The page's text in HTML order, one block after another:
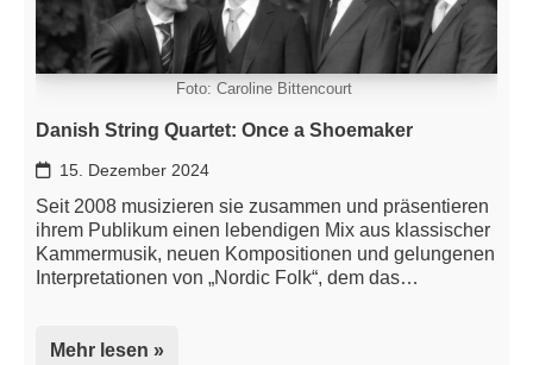
Foto: Caroline Bittencourt
Danish String Quartet: Once a Shoemaker
15. Dezember 2024
Seit 2008 musizieren sie zusammen und präsentieren
ihrem Publikum einen lebendigen Mix aus klassischer
Kammermusik, neuen Kompositionen und gelungenen
Interpretationen von „Nordic Folk“, dem das…
Mehr lesen »